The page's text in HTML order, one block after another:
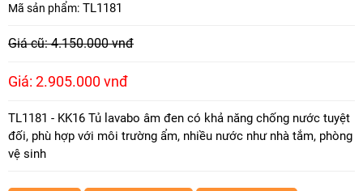
Mã sản phẩm: TL1181
Giá cũ: 4.150.000 vnđ
Giá: 2.905.000 vnđ
TL1181 - KK16 Tủ lavabo âm đen có khả năng chống nước tuyệt
đối, phù hợp với môi trường ẩm, nhiều nước như nhà tắm, phòng
vệ sinh